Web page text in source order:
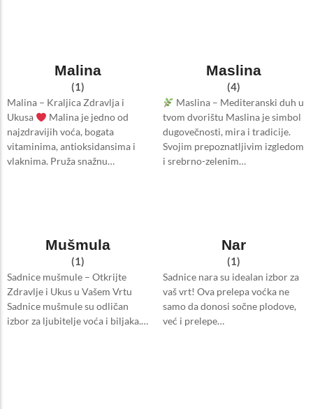
Malina
(1)
Malina – Kraljica Zdravlja i
Ukusa
Malina je jedno od
najzdravijih voća, bogata
vitaminima, antioksidansima i
vlaknima. Pruža snažnu…
Maslina
(4)
Maslina – Mediteranski duh u
tvom dvorištu Maslina je simbol
dugovečnosti, mira i tradicije.
Svojim prepoznatljivim izgledom
i srebrno-zelenim…
Mušmula
(1)
Sadnice mušmule – Otkrijte
Zdravlje i Ukus u Vašem Vrtu
Sadnice mušmule su odličan
izbor za ljubitelje voća i biljaka.…
Nar
(1)
Sadnice nara su idealan izbor za
vaš vrt! Ova prelepa voćka ne
samo da donosi sočne plodove,
već i prelepe…